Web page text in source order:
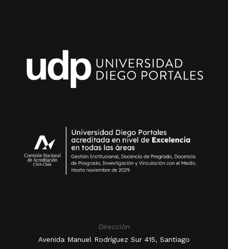
Dirección
Avenida Manuel Rodríguez Sur 415, Santiago